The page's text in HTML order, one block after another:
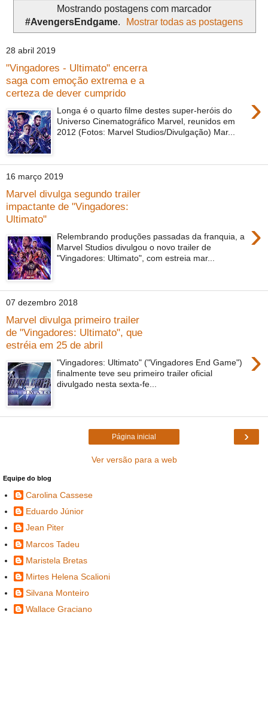
Mostrando postagens com marcador
#AvengersEndgame. Mostrar todas as postagens
28 abril 2019
"Vingadores - Ultimato" encerra
saga com emoção extrema e a
certeza de dever cumprido
›
Longa é o quarto filme destes super-heróis do
Universo Cinematográfico Marvel, reunidos em
2012 (Fotos: Marvel Studios/Divulgação) Mar...
16 março 2019
Marvel divulga segundo trailer
impactante de "Vingadores:
Ultimato"
›
Relembrando produções passadas da franquia, a
Marvel Studios divulgou o novo trailer de
"Vingadores: Ultimato", com estreia mar...
07 dezembro 2018
Marvel divulga primeiro trailer
de "Vingadores: Ultimato", que
estréia em 25 de abril
›
"Vingadores: Ultimato" ("Vingadores End Game")
finalmente teve seu primeiro trailer oficial
divulgado nesta sexta-fe...
›
Página inicial
Ver versão para a web
Equipe do blog
Carolina Cassese
Eduardo Júnior
Jean Piter
Marcos Tadeu
Maristela Bretas
Mirtes Helena Scalioni
Silvana Monteiro
Wallace Graciano